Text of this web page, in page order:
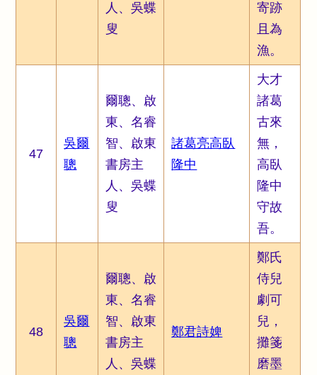
人、吳蝶
叟
寄跡
且為
漁。
47
吳爾
聰
爾聰、啟
東、名睿
智、啟東
書房主
人、吳蝶
叟
諸葛亮高臥
隆中
大才
諸葛
古來
無，
高臥
隆中
守故
吾。
48
吳爾
聰
爾聰、啟
東、名睿
智、啟東
書房主
人、吳蝶
鄭君詩婢
鄭氏
侍兒
劇可
兒，
攤箋
磨墨